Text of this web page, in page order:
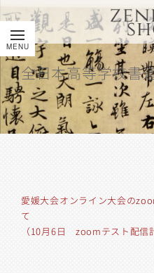
全日本高等学校書
愛媛大会オンライン大会の
て
（10月6日 zoomテスト配信